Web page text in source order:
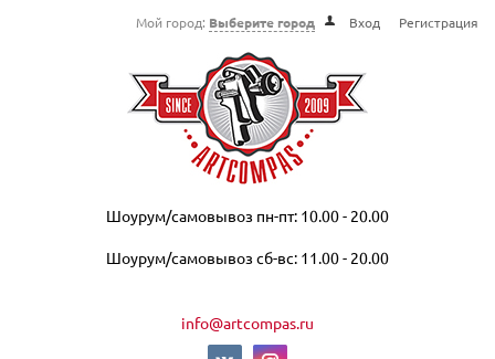
Мой город: Выберите город Вход Регистрация
Шоурум/самовывоз пн-пт: 10.00 - 20.00
Шоурум/самовывоз сб-вс: 11.00 - 20.00
info@artcompas.ru